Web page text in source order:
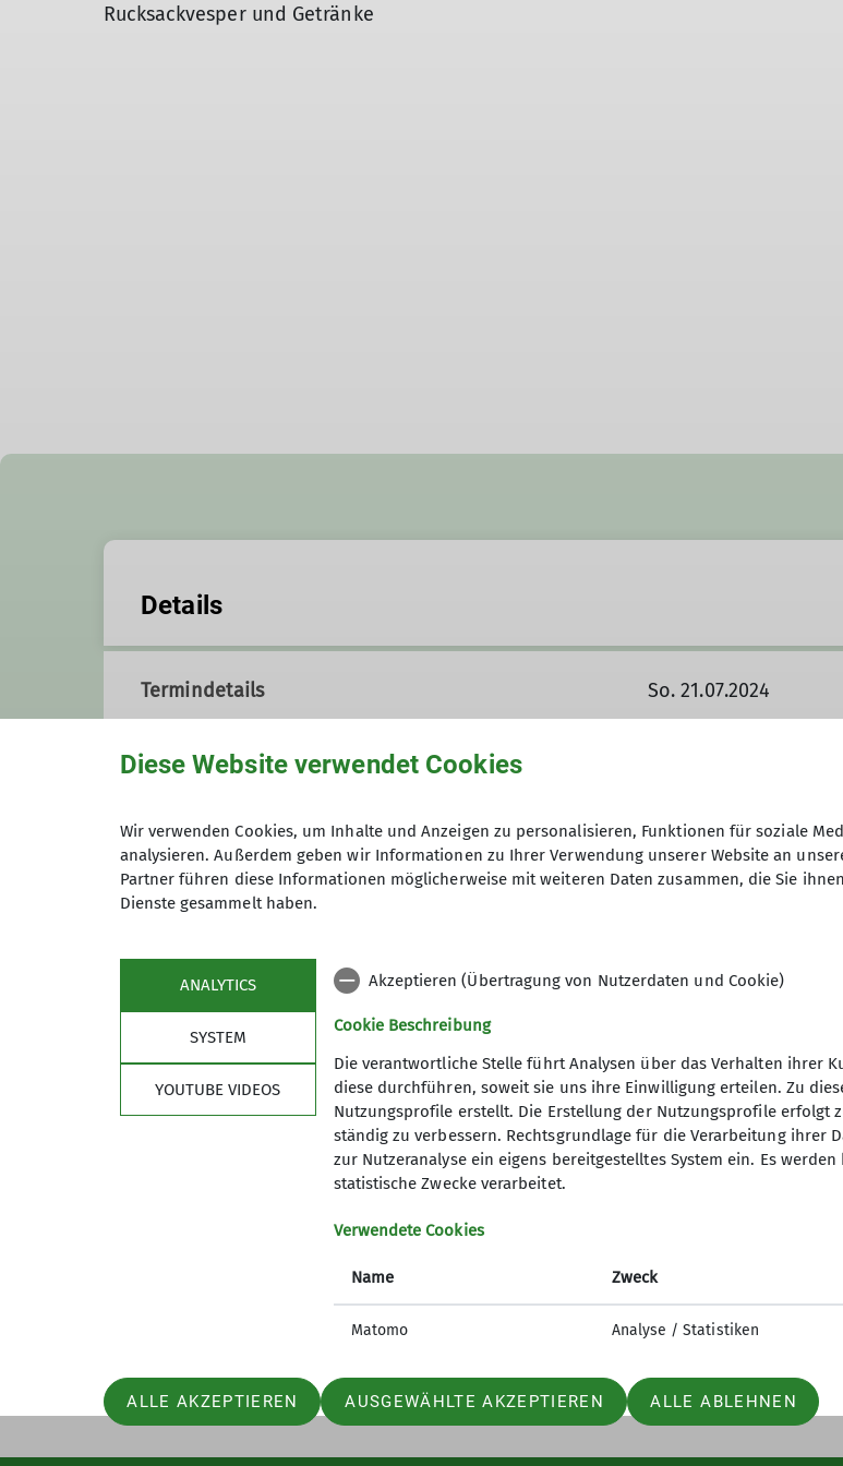
Rucksackvesper und Getränke
Details
Termindetails So. 21.07.2024
Anmeldung
Maximale Teilnehmeranzahl 25
Kontakt
Diese Website verwendet Cookies
Wir verwenden Cookies, um Inhalte und Anzeigen zu personalisieren, Funktionen für soziale
analysieren. Außerdem geben wir Informationen zu Ihrer Verwendung unserer Website an
Partner führen diese Informationen möglicherweise mit weiteren Daten zusammen, die Sie
Dienste gesammelt haben.
ANALYTICS
SYSTEM
YOUTUBE VIDEOS
Akzeptieren (Übertragung von Nutzerdaten und Cookie)
Cookie Beschreibung
Die verantwortliche Stelle führt Analysen über das Verhalten ihrer
diese durchführen, soweit sie uns ihre Einwilligung erteilen. Zu
Nutzungsprofile erstellt. Die Erstellung der Nutzungsprofile erfolgt
ständig zu verbessern. Rechtsgrundlage für die Verarbeitung ihrer
zur Nutzeranalyse ein eigens bereitgestelltes System ein. Es
statistische Zwecke verarbeitet.
Verwendete Cookies
Name Zweck
Matomo Analyse / Statistiken
ALLE AKZEPTIEREN AUSGEWÄHLTE AKZEPTIEREN ALLE ABLEHNEN